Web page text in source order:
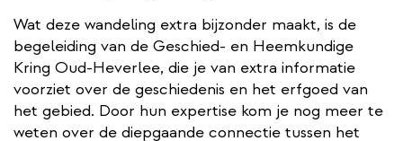
Wat deze wandeling extra bijzonder maakt, is de
begeleiding van de Geschied- en Heemkundige
Kring Oud-Heverlee, die je van extra informatie
voorziet over de geschiedenis en het erfgoed van
het gebied. Door hun expertise kom je nog meer te
weten over de diepgaande connectie tussen het